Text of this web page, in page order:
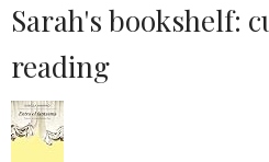
Sarah's bookshelf:
reading